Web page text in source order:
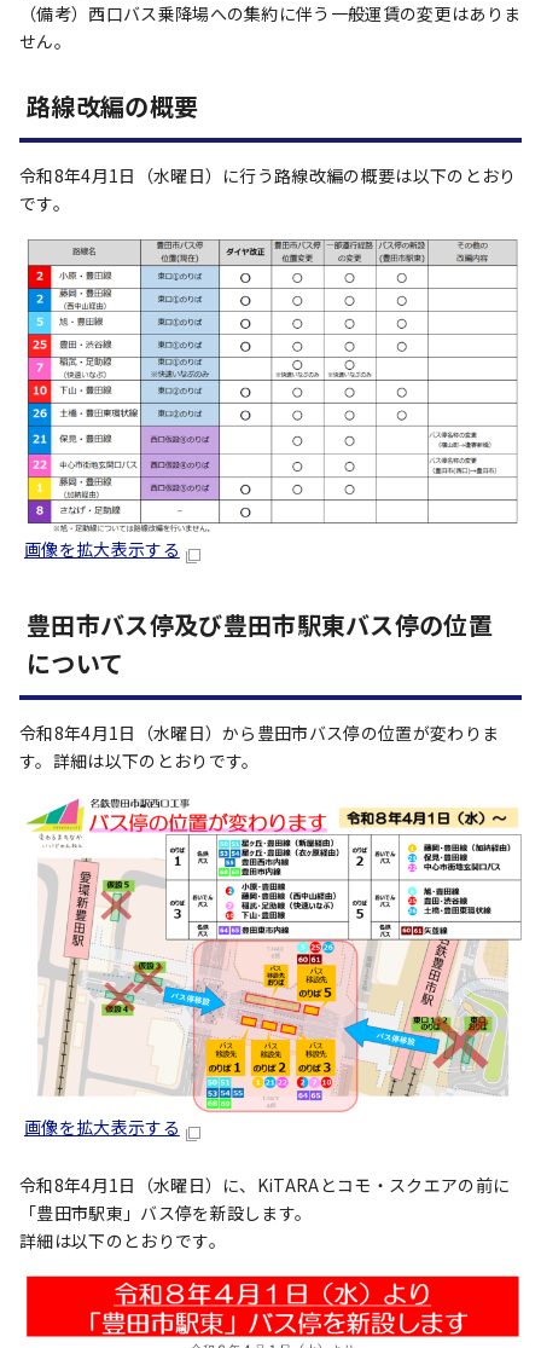
（備考）西口バス乗降場への集約に伴う一般運賃の変更はありま
せん。
路線改編の概要
令和8年4月1日（水曜日）に行う路線改編の概要は以下のとおり
です。
画像を拡大表示する
豊田市バス停及び豊田市駅東バス停の位置
について
令和8年4月1日（水曜日）から豊田市バス停の位置が変わりま
す。詳細は以下のとおりです。
画像を拡大表示する
令和8年4月1日（水曜日）に、KiTARAとコモ・スクエアの前に
「豊田市駅東」バス停を新設します。
詳細は以下のとおりです。